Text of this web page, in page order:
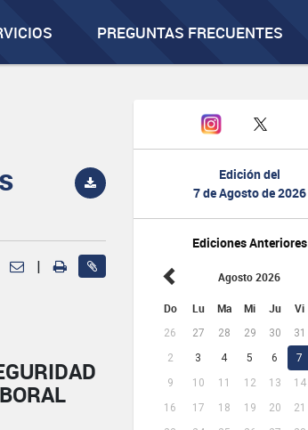
PREGUNTAS FRECUENTES
Edición del
7 de Agosto de 2026
Ediciones Anteriores
Agosto 2026
Do Lu Ma Mi Ju Vi
26 27 28 29 30 31
2
3 4 5 6 7
9
10 11 12 13 14
16
17 18 19 20 21
|